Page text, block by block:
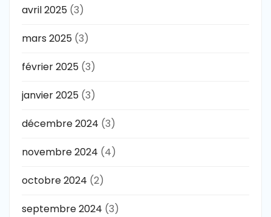
avril 2025 (3)
mars 2025 (3)
février 2025 (3)
janvier 2025 (3)
décembre 2024 (3)
novembre 2024 (4)
octobre 2024 (2)
septembre 2024 (3)